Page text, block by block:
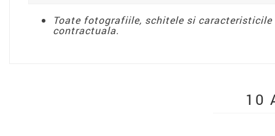
Toate fotografiile, schitele si
contractuala.
10